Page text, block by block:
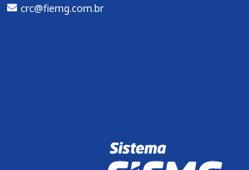
crc@fiemg.com.br